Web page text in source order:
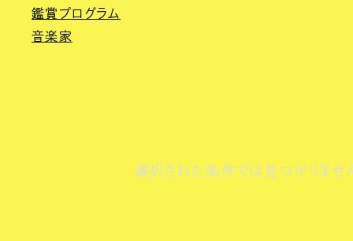
鑑賞プログラム
音楽家
選択された条件では見つかりませ